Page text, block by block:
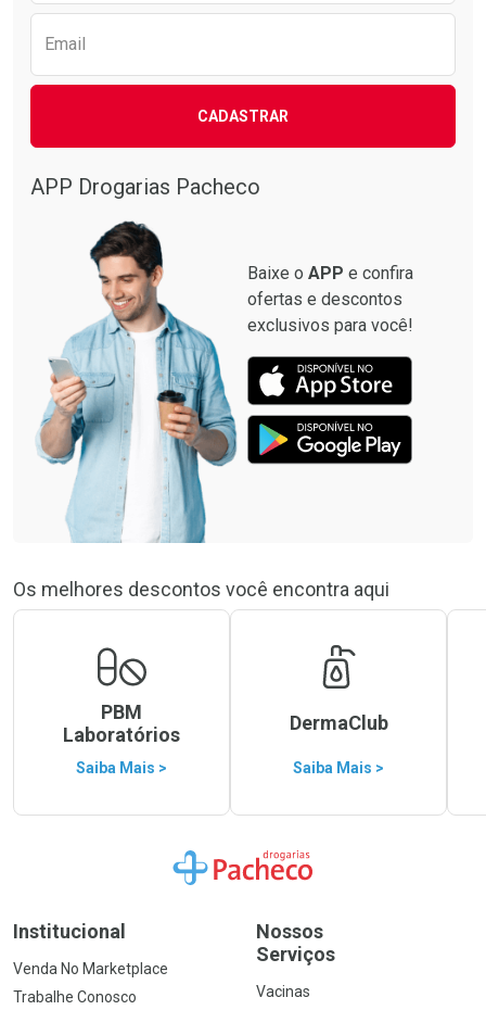
Email
CADASTRAR
APP Drogarias Pacheco
Baixe o APP e confira
ofertas e descontos
exclusivos para você!
Os melhores descontos você encontra aqui
PBM
Laboratórios
Saiba Mais >
DermaClub
Saiba Mais >
Ir para a Home
Institucional
Venda No Marketplace
Trabalhe Conosco
Nossos
Serviços
Vacinas